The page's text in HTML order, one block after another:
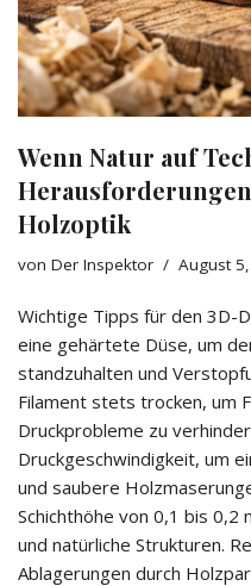
Wenn Natur auf
Holzoptik
von Der Inspektor August
Wichtige Tipps für den 3D-
eine gehärtete Düse, um
standzuhalten und
Filament stets trocken, um
Druckprobleme zu
Druckgeschwindigkeit, um
und saubere
Schichthöhe von 0,1 bis
und natürliche Strukturen.
Ablagerungen durch